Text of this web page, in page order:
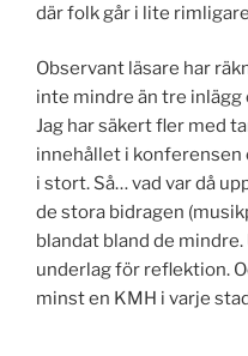
där folk går i lite
Observant läsare har
inte mindre än tre inlägg
Jag har säkert fler med
innehållet i konferensen
i stort. Så… vad var då
de stora bidragen
blandat bland de
underlag för reflektion.
minst en KMH i varje